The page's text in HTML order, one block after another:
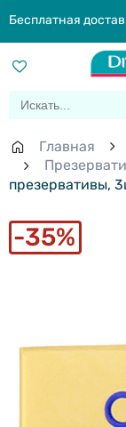
Бесплатная
Главная
презервативы,
35%